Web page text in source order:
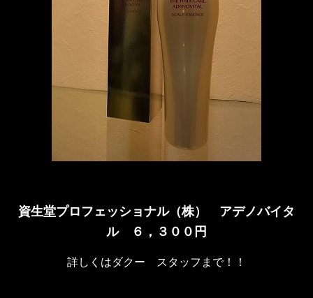
資生堂プロフェッショナル（株） アデノバイタ
ル ６，３００円
詳しくはダクー スタッフまで！！